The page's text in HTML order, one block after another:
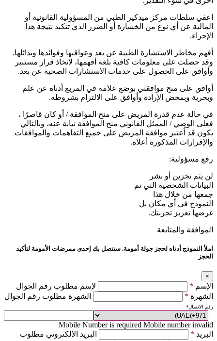
اعفي سلطات مركز ميدكير الطبي من المسؤولية القانونية أو
المالية عن أي نوع من الخسارة أو الضرر الذي تتكبد نتيجة هذا
الإجراء.
أفهم مخاطر الاستشارة الطبية عن بعد وعواقبها وفوائدها وبدائلها.
وقد حصلت على معلومات كافية بلغة أفهمها، لاتخاذ قرار مستنير
وأوافق على الحصول على خدمات الاستشارات الصحية عن بعد.
أوافق على منح موافقتي بوضع علامة في المربع أدناه عن علم
وبحرية وبمحض الإرادة وأوافق على الالتزام بشروطه.
في حالة عدم قدرة المريض على منح الموافقة / أو كان قاصرًا ،
فعلى الوصي / الممثل القانوني منح الموافقة نيابة عنه، وبالتالي
يكون قد اُعتبر موافقة المريض على جميع التفاهمات والموافقات
والإقرارات المذكورة أعلاه.
رفع مسؤولية:
لن يتم تخزين أو نشر
البيانات الشخصية التي تم
جمعها من خلال هذا
النموذج في أي مكان بل
غرضها تعزيز تجربتك.
الموافقة والمتابعة
املأ النموذج أدناه لحجز جولة أمومة. ستتصل بك إحدى ممرضات الأمومة لتأكيد
الحجز
×
الإسم *
لإسم مطلوب رقم الجوال
الشهرة * الشهرة مطلوب رقم الجوال
رقم الاتصال*
Mobile Number is required Mobile number invalid
البريد *
البريد الالكتروني مطلوب